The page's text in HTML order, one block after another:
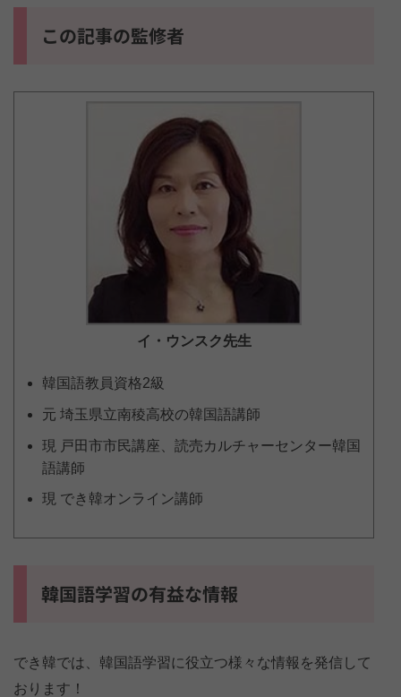
この記事の監修者
イ・ウンスク先生
韓国語教員資格2級
元 埼玉県立南稜高校の韓国語講師
現 戸田市市民講座、読売カルチャーセンター韓国
語講師
現 でき韓オンライン講師
韓国語学習の有益な情報
でき韓では、韓国語学習に役立つ様々な情報を発信して
おります！